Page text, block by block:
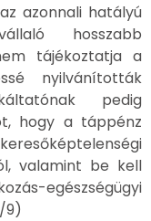
azonnali hatályú
hosszabb
tájékoztatja a
nyilvánították
pedig
hogy a táppénz
valamint be kell
egészségügyi
9)